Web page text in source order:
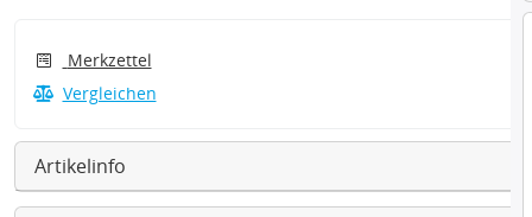
Merkzettel
Vergleichen
Artikelinfo